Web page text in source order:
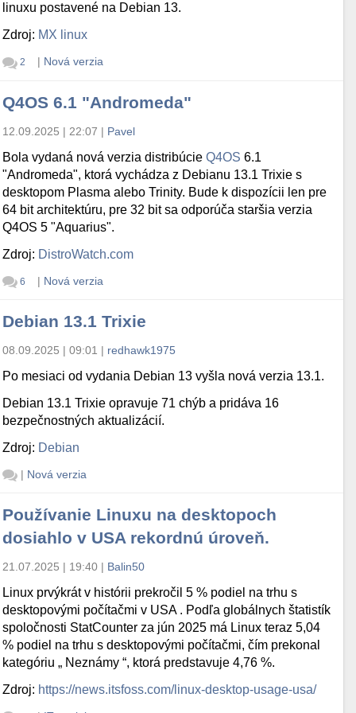
linuxu postavené na Debian 13.
Zdroj: MX linux
2 | Nová verzia
Q4OS 6.1 "Andromeda"
12.09.2025 | 22:07 | Pavel
Bola vydaná nová verzia distribúcieQ4OS 6.1
"Andromeda", ktorá vychádza z Debianu 13.1 Trixie s
desktopom Plasma alebo Trinity. Bude k dispozícii len pre
64 bit architektúru, pre 32 bit sa odporúča staršia verzia
Q4OS 5 "Aquarius".
Zdroj: DistroWatch.com
6 | Nová verzia
Debian 13.1 Trixie
08.09.2025 | 09:01 | redhawk1975
Po mesiaci od vydania Debian 13 vyšla nová verzia 13.1.
Debian 13.1 Trixie opravuje 71 chýb a pridáva 16
bezpečnostných aktualizácií.
Zdroj: Debian
| Nová verzia
Používanie Linuxu na desktopoch
dosiahlo v USA rekordnú úroveň.
21.07.2025 | 19:40 | Balin50
Linux prvýkrát v histórii prekročil 5 % podiel na trhu s
desktopovými počítačmi v USA . Podľa globálnych štatistík
spoločnosti StatCounter za jún 2025 má Linux teraz 5,04
% podiel na trhu s desktopovými počítačmi, čím prekonal
kategóriu „ Neznámy “, ktorá predstavuje 4,76 %.
Zdroj: https://news.itsfoss.com/linux-desktop-usage-usa/